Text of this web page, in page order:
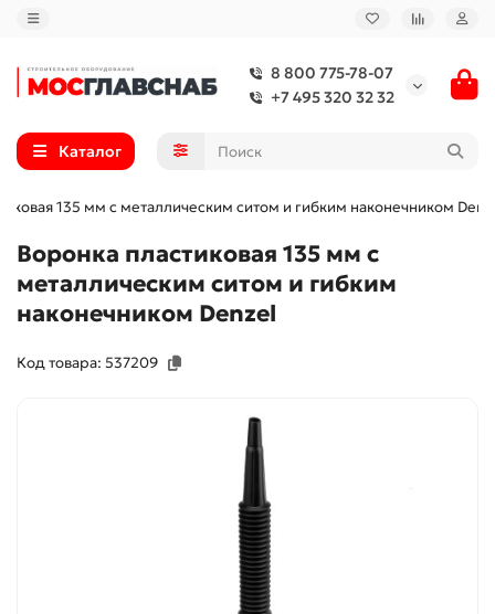
8 800 775-78-07
+7 495 320 32 32
Каталог
135 мм с металлическим ситом и гибким наконечником
Воронка пластиковая 135 мм с
металлическим ситом и гибким
наконечником Denzel
Код товара: 537209